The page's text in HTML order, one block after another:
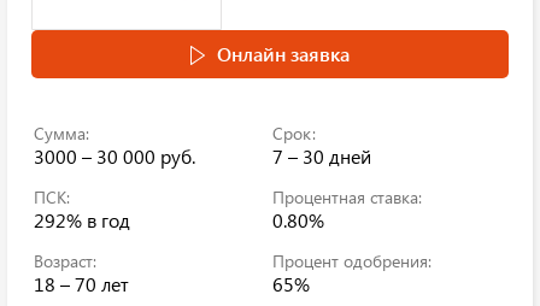
Онлайн заявка
Сумма:
3000 – 30 000 руб.
Срок:
7 – 30 дней
ПСК:
292% в год
Процентная ставка:
0.80%
Возраст:
18 – 70 лет
Процент одобрения:
65%